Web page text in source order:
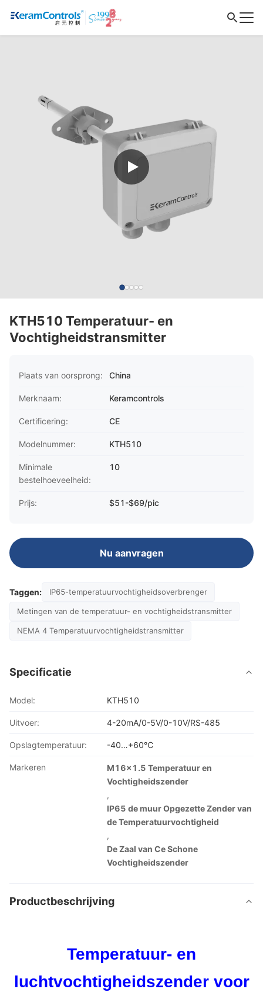
KTH510 Temperatuur- en
Vochtigheidstransmitter
Plaats van oorsprong: China
Merknaam: Keramcontrols
Certificering: CE
Modelnummer: KTH510
Minimale
bestelhoeveelheid:
10
Prijs: $51-$69/pic
Nu aanvragen
Taggen: IP65-temperatuurvochtigheidsoverbrenger
Metingen van de temperatuur- en vochtigheidstransmitter
NEMA 4 Temperatuurvochtigheidstransmitter
Specificatie
Model: KTH510
Uitvoer: 4-20mA/0-5V/0-10V/RS-485
Opslagtemperatuur: -40…+60℃
Markeren
M16x1.5 Temperatuur en
Vochtigheidszender
,
IP65 de muur Opgezette Zender van
de Temperatuurvochtigheid
,
De Zaal van Ce Schone
Vochtigheidszender
Productbeschrijving
Temperatuur- en
luchtvochtigheidszender voor